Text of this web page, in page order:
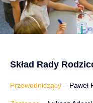
Skład Rady
Przewodniczący – Paweł